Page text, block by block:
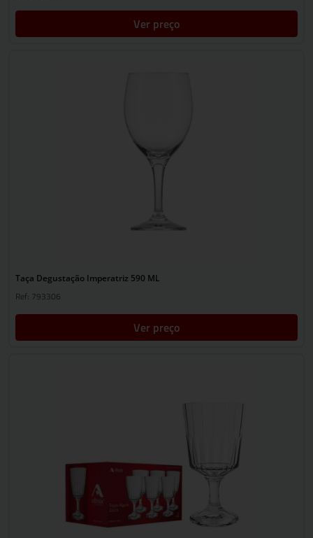
Ver preço
Taça Degustação Imperatriz 590 ML
Ref: 793306
Ver preço